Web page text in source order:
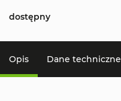
dostępny
Opis Dane techniczne